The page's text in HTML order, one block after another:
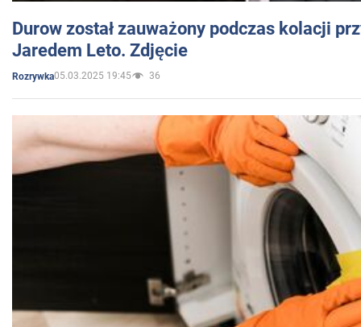
Durow został zauważony podczas kolacji
Jaredem Leto. Zdjęcie
Rozrywka05.03.2025 19:45 36